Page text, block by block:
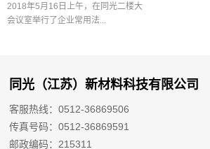
2018年5月16日上午，在同光二楼大
会议室举行了企业常用法...
同光（江苏）新材料科技有限公司
客服热线：0512-36869506
传真号码：0512-36869591
邮政编码：215311